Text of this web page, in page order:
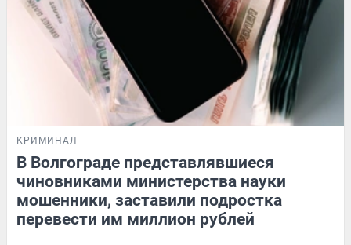
КРИМИНАЛ
В Волгограде представлявшиеся
чиновниками министерства науки
мошенники, заставили подростка
перевести им миллион рублей